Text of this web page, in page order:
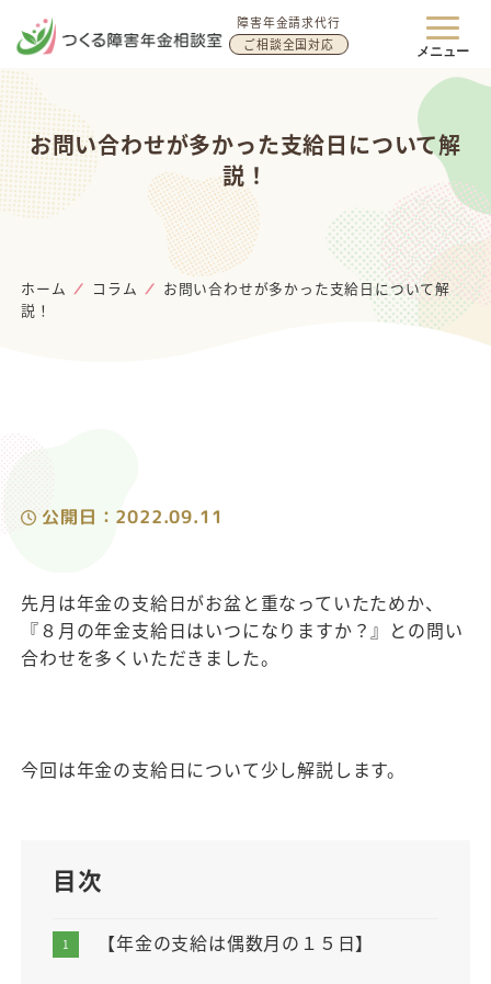
障害年金請求代行
ご相談全国対応
メニュー
お問い合わせが多かった支給日について解
説！
ホーム コラム お問い合わせが多かった支給日について解
説！
公開日
公開日：2022.09.11
先月は年金の支給日がお盆と重なっていたためか、
『８月の年金支給日はいつになりますか？』との問い
合わせを多くいただきました。
今回は年金の支給日について少し解説します。
目次
【年金の支給は偶数月の１５日】